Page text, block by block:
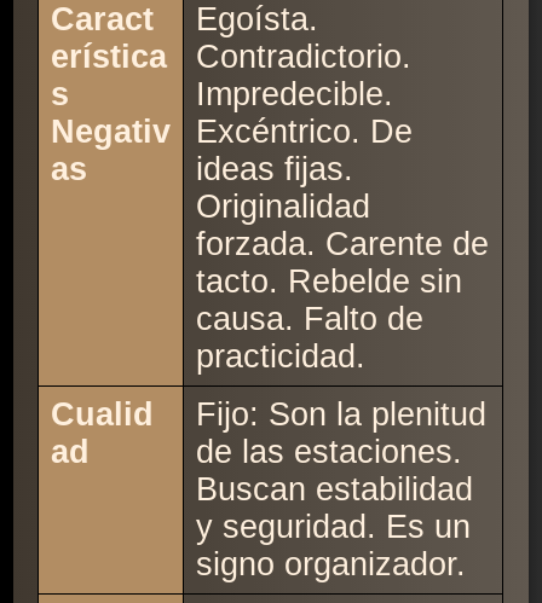
Caract
erística
s
Negativ
as
Egoísta.
Contradictorio.
Impredecible.
Excéntrico. De
ideas fijas.
Originalidad
forzada. Carente de
tacto. Rebelde sin
causa. Falto de
practicidad.
Cualid
ad
Fijo: Son la plenitud
de las estaciones.
Buscan estabilidad
y seguridad. Es un
signo organizador.